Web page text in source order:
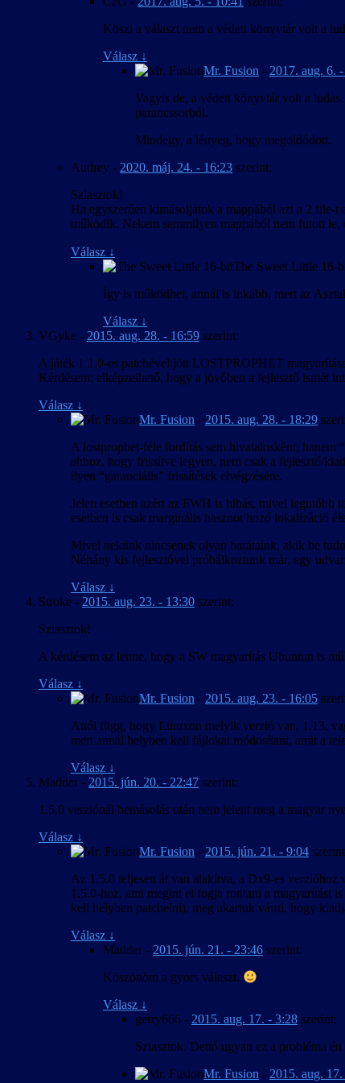
Köszi a választ nem a védett könyvtár volt a
Válasz ↓
Mr. Fusion - 2017. aug. 6.
Vagyis de, a védett könyvtár volt a
parancssorból.
Mindegy, a lényeg, hogy megoldódott.
Audrey - 2020. máj. 24. - 16:23 szerint:
Sziasztok!
Ha egyszerűen kimásoljátok a mappából azt a 2 file-
működik. Nekem semmilyen mappából nem futott le,
Válasz ↓
The Sweet Little 16-
Így is működhet, annál is inkább, mert az
Válasz ↓
VGyke - 2015. aug. 28. - 16:59 szerint:
A játék 1.1.0-es patchével jött LOSTPROPHET
Kérdésem: elképzelhető, hogy a jövőben a fejlesztő ismét
Válasz ↓
Mr. Fusion - 2015. aug. 28. - 18:29
A lostprophet-féle fordítás sem hivatalosként, hanem
ahhoz, hogy frissítve legyen, nem csak a fejlesztő/
ilyen “garanciális” frissítések elvégzésére.
Jelen esetben azért az FWH is hibás, mivel
esetben is csak marginális hasznot hozó lokalizáció
Mivel nekünk nincsenek olyan barátaink, akik be
Néhány kis fejlesztővel próbálkoztunk már, egy
Válasz ↓
Stroke - 2015. aug. 23. - 13:30 szerint:
Sziasztok!
A kérdésem az lenne, hogy a SW magyarítás Ubuntun is
Válasz ↓
Mr. Fusion - 2015. aug. 23. - 16:05
Attól függ, hogy Linuxon melyik verzió van, 1.13,
mert annál helyben kell fájlokat módosítani, amit a
Válasz ↓
Madder - 2015. jún. 20. - 22:47 szerint:
1.5.0 verziónál bemásolás után nem jelent meg a magyar
Válasz ↓
Mr. Fusion - 2015. jún. 21. - 9:04
Az 1.5.0 teljesen át van alakítva, a Dx9-es
1.5.0-hoz, ami megint el fogja rontani a magyarítást
kell helyben patchelni), meg akartuk várni, hogy
Válasz ↓
Madder - 2015. jún. 21. - 23:46 szerint:
Köszönöm a gyors választ.
Válasz ↓
gerry666 - 2015. aug. 17. - 3:28 szerint:
Sziasztok. Dettó ugyan ez a probléma
Mr. Fusion - 2015. aug.